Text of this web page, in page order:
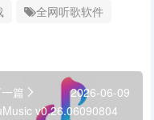
全网听歌软件
篇
2026-06-09
v0.26.06090804